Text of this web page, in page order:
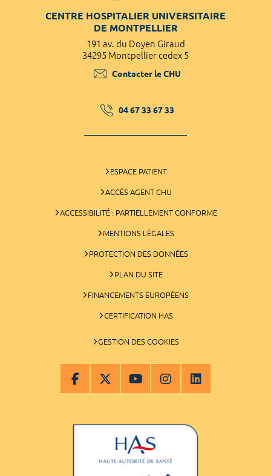
CENTRE HOSPITALIER UNIVERSITAIRE
DE MONTPELLIER
191 av. du Doyen Giraud
34295 Montpellier cedex 5
Contacter le CHU
04 67 33 67 33
ESPACE PATIENT
ACCÈS AGENT CHU
ACCESSIBILITÉ : PARTIELLEMENT CONFORME
MENTIONS LÉGALES
PROTECTION DES DONNÉES
PLAN DU SITE
FINANCEMENTS EUROPÉENS
CERTIFICATION HAS
GESTION DES COOKIES